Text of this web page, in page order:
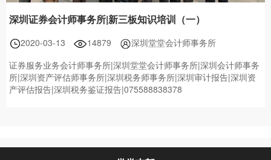
深圳证券会计师事务所|新三板知识培训（一）
2020-03-13 14879
深圳堂堂会计师事务所
证券服务业务会计师事务所|深圳堂堂会计师事务所|深圳会计师事务
所|深圳资产评估师事务所|深圳税务师事务所|深圳审计报告|深圳资
产评估报告|深圳税务鉴证报告|075588838378